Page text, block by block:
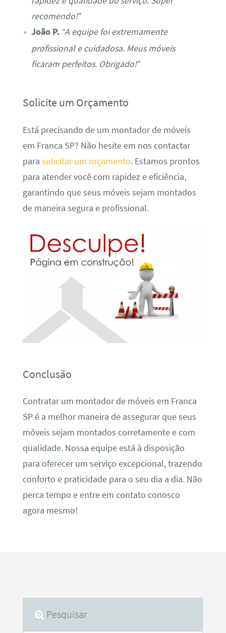
recomendo!”
João P. “A equipe foi extremamente
profissional e cuidadosa. Meus móveis
ficaram perfeitos. Obrigado!”
Solicite um Orçamento
Está precisando de um montador de móveis
em Franca SP? Não hesite em nos contactar
para solicitar um orçamento. Estamos prontos
para atender você com rapidez e eficiência,
garantindo que seus móveis sejam montados
de maneira segura e profissional.
Conclusão
Contratar um montador de móveis em Franca
SP é a melhor maneira de assegurar que seus
móveis sejam montados corretamente e com
qualidade. Nossa equipe está à disposição
para oferecer um serviço excepcional, trazendo
conforto e praticidade para o seu dia a dia. Não
perca tempo e entre em contato conosco
agora mesmo!
Pesquisar